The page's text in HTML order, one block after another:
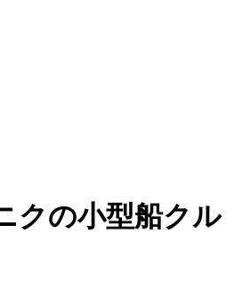
クの小型船クル